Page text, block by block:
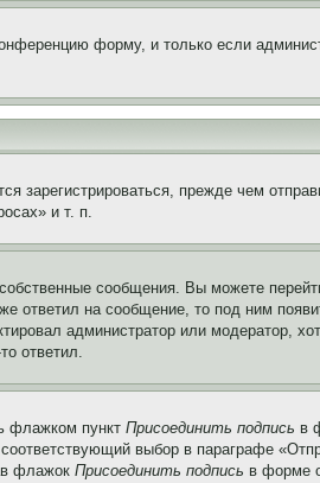
форму, и только если
прежде чем
и т. п.
сообщения. Вы можете
ответил на сообщение, то под ним
администратор или модератор,
ответил.
флажком пункт Присоединить подпись в
выбор в параграфе
флажок Присоединить подпись в форме